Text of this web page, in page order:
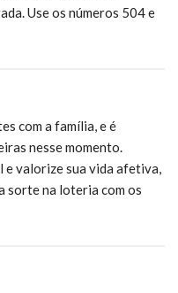
Use os números 504 e
com a família, e é
nesse momento.
e valorize sua vida afetiva,
sorte na loteria com os